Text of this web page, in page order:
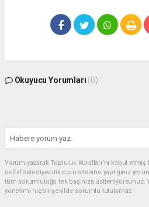
Okuyucu Yorumları (0)
Yorum yazarak Topluluk Kuralları’nı kabul
seffafbelediyecilik.com sitesine yaptığınız
tüm sorumluluğu tek başınıza üstleniyorsunuz.
yönetimi hiçbir şekilde sorumlu tutulamaz.